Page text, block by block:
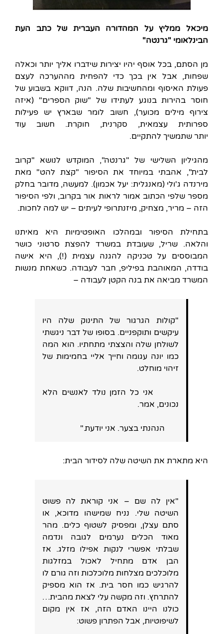
מיכאל ממליץ על המהדורה העברית של כתב העת
הבינלאומי "גרנטה"
מן הסתם, בכל אוסף יהיו יצירות שידברו אליך יותר וכאלה
שפחות, אבל אין בכך כדי להפחית מההערכה לעצם
פעולת האיסוף ומהחשיבות שלה. הנה, דווקא בשבוע של
חוסר בהירות בנוגע לעתידו של "שוק הספרים" (איזה
צירוף מילים מכוער), חשוב לומר שבארץ יש פעילות
ספרותית עצמאית, סקרנית, חוקרת. חשוב עוד
יותר שתמשיך להתקיים.
מהגיליון השלישי של "גרנטה", המוקדש לנושא "קרוב
לבית", אהבתי במיוחד את הסיפור "קצת להט" מאת
מירנדה ג'ולי (מאנגלית: יעל אכמון). למעשה, מדובר בחלק
מספר שלפי הכתוב אמור לראות אור בקרוב, ולפי הסיפור
הזה – מריר, מצחיק, מיזנתרופי לעיתים – יש למה לחכות.
בתחילת הסיפור ובמהלכו האופטימיות היא מאיתנו
והלאה. שריל, שעובדת במשרד להפצת סרטוני כושר
המבוססים על טכניקה להגנה עצמית (!), היא אישה
בודדה, המאוהבת בפיליפ, חבר לעבודה. כשאחת מנשות
המשרד מביאה את בנה הקטן לעבודה –
"קולות הגרגור של התינוק שלה היו
עיקשים ותוקפניים. בסופו של דבר ניגשתי
לשולחן שלה והצצתי מתחתיו. הוא המה
כמו יונה עגומה וחייך אליי בחמימות של
זיהוי מוחלט.
אני כל הזמן נולד לאנשים הלא
נכונים, אמר.
הנהנתי בצער. אני יודעת."
היא מתארת את השיטה שלה לסידור הבית:
"אין לה שם – אני קוראת לה פשוט
השיטה שלי. נניח שמישהו מדוכא, או
סתם עצלן, ומפסיק לשטוף כלים. מהר
מאוד הכלים נערמים לגובה ונדמה
שבלתי אפשרי לנקות אפילו מזלג. אז
הבן אדם מתחיל לאכול במזלגות
מלוכלכים מצלחות מלוכלכות וזה גורם לו
להרגיש כמו חסר בית. אז הוא מספיק
להתרחץ. וזה מקשה עלי לצאת מהבית…
כולנו היינו האדם הזה, אז אין מקום
לשיפוטיות, אבל הפתרון פשוט: